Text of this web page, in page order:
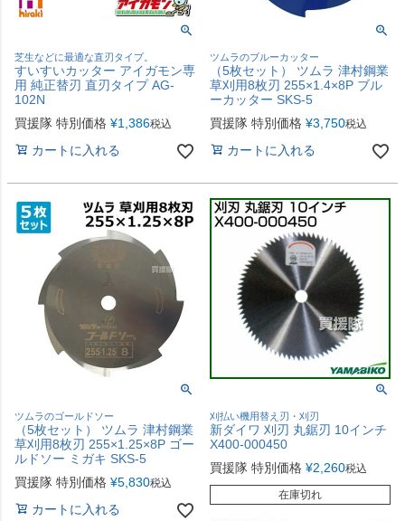
芝生などに最適な直刃タイプ。
すいすいカッター アイガモン専
用 純正替刃 直刃タイプ AG-
102N
買援隊 特別価格 ¥1,386税込
カートに入れる
ツムラのブルーカッター
（5枚セット） ツムラ 津村鋼業
草刈用8枚刃 255×1.4×8P ブル
ーカッター SKS-5
買援隊 特別価格 ¥3,750税込
カートに入れる
ツムラのゴールドソー
（5枚セット） ツムラ 津村鋼業
草刈用8枚刃 255×1.25×8P ゴー
ルドソー ミガキ SKS-5
買援隊 特別価格 ¥5,830税込
カートに入れる
刈払い機用替え刃・刈刃
新ダイワ 刈刃 丸鋸刃 10インチ
X400-000450
買援隊 特別価格 ¥2,260税込
在庫切れ